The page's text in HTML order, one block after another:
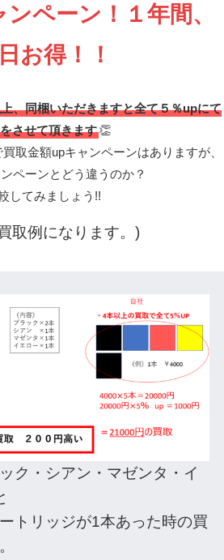
ペーン！１年間、
お得！！
、同梱いただきますと全て５％upにて
させて頂きます👏
取金額upキャンペーンはありますが、
ペーンとどう違うのか？
してみましょう!!
取例になります。)
ク・シアン・マゼンタ・イ
トリッジが1本あった時の買